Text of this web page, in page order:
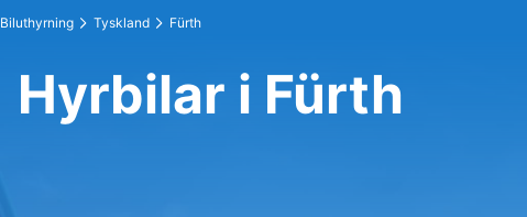
Biluthyrning Tyskland Fürth
Hyrbilar i Fürth